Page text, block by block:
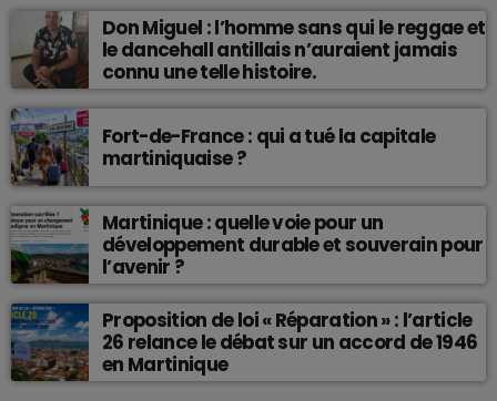
Don Miguel : l’homme sans qui le reggae et
le dancehall antillais n’auraient jamais
connu une telle histoire.
Fort-de-France : qui a tué la capitale
martiniquaise ?
Martinique : quelle voie pour un
développement durable et souverain pour
l’avenir ?
Proposition de loi « Réparation » : l’article
26 relance le débat sur un accord de 1946
en Martinique